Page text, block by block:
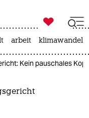

taz zahl ich
arbeit klimawandel
Kein pauschales